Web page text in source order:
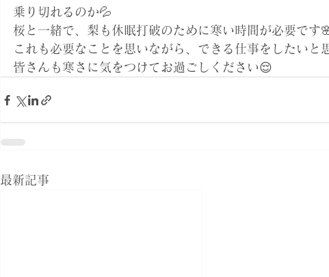
乗り切れるのか💦
桜と一緒で、梨も休眠打破のために寒い時間が必要です
これも必要なことを思いながら、できる仕事をしたいと
皆さんも寒さに気をつけてお過ごしください😌
最新記事